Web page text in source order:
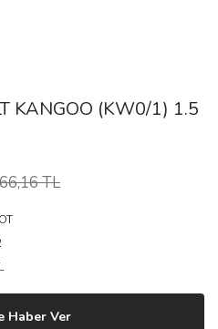
KANGOO (KW0/1) 1.5
TL
Haber Ver